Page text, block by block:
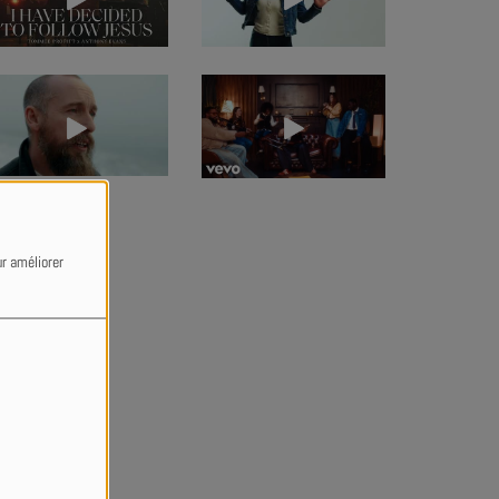
améliorer